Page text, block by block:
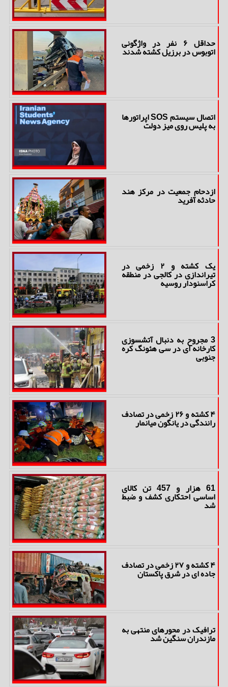
حداقل ۶ نفر در واژگونی
اتوبوس در برزیل کشته شدند
اتصال سیستم SOS اپراتورها
به پلیس روی میز دولت
ازدحام جمعیت در مرکز هند
حادثه آفرید
یک کشته و ۲ زخمی در
تیراندازی در کالجی در منطقه
کراسنودار روسیه
3 مجروح به دنبال آتشسوزی
کارخانه ای در سی هئونگ کره
جنوبی
۴ کشته و ۲۶ زخمی در تصادف
رانندگی در یانگون میانمار
61 هزار و 457 تن کالای
اساسی احتکاری کشف و ضبط
شد
۴ کشته و ۲۷ زخمی در تصادف
جاده ای در شرق پاکستان
ترافیک در محورهای منتهی به
مازندران سنگین شد